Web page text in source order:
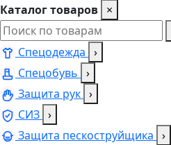
Каталог товаров ×
Спецодежда ›
Спецобувь ›
Защита рук ›
СИЗ ›
Защита пескоструйщика ›